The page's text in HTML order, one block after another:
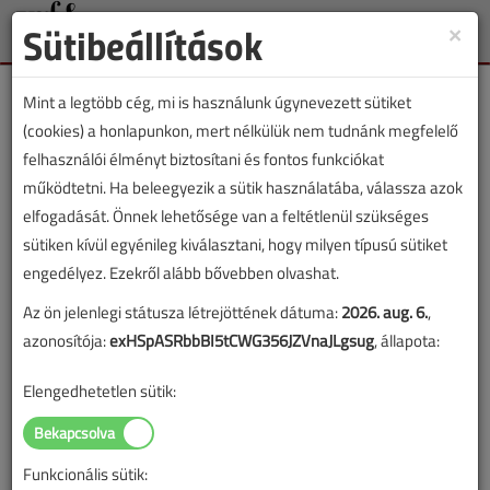
Toggle
Lapszám:
TARTALOM
100 °C-os forró víz egy
gombnyomásra
2015/12. lapszám
Figylem! Ez a cikk 11 éve frissült utoljára. A benne szereplő
×
Sütibeállítások
Mint a legtöbb cég, mi is használunk úgynevezett sütiket
(cookies) a honlapunkon, mert nélkülük nem tudnánk megfelelő
felhasználói élményt biztosítani és fontos funkciókat
működtetni. Ha beleegyezik a sütik használatába, válassza azok
elfogadását. Önnek lehetősége van a feltétlenül szükséges
sütiken kívül egyénileg kiválasztani, hogy milyen típusú sütiket
engedélyez. Ezekről alább bővebben olvashat.
Az ön jelenlegi státusza létrejöttének dátuma:2026. aug. 6.,
azonosítója:exHSpASRbbBI5tCWG356JZVnaJLgsug, állapota:
Elengedhetetlen sütik:
Funkcionális sütik: